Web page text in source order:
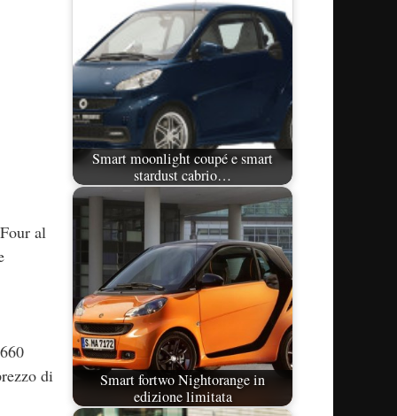
al
di
Smart moonlight coupé e smart
stardust cabrio…
Smart fortwo Nightorange in
edizione limitata